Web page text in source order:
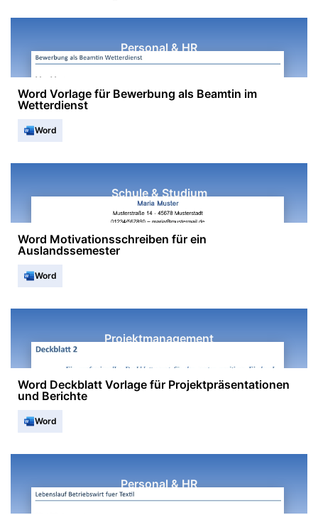
Personal & HR
Word Vorlage für Bewerbung als Beamtin im
Wetterdienst
Word
Schule & Studium
Word Motivationsschreiben für ein
Auslandssemester
Word
Projektmanagement
Word Deckblatt Vorlage für Projektpräsentationen
und Berichte
Word
Personal & HR